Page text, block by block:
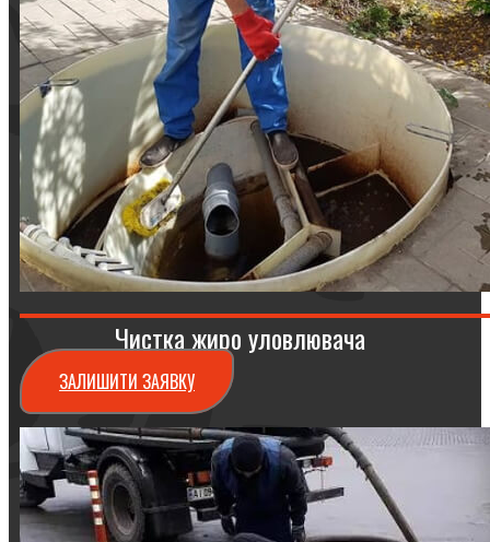
Чистка жиро уловлювача
ЗАЛИШИТИ ЗАЯВКУ